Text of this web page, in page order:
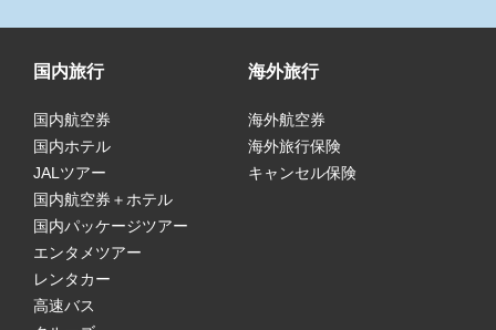
国内旅行
国内航空券
国内ホテル
JALツアー
国内航空券＋ホテル
国内パッケージツアー
エンタメツアー
レンタカー
高速バス
海外旅行
海外航空券
海外旅行保険
キャンセル保険